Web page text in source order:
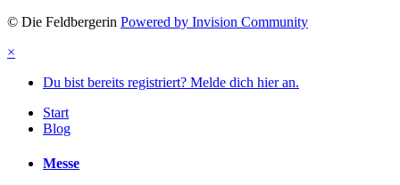
© Die Feldbergerin Powered by Invision Community
×
Du bist bereits registriert? Melde dich hier an.
Start
Blog
Messe